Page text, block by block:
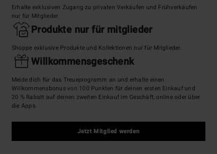
Erhalte exklusiven Zugang zu privaten Verkäufen und Frühverkäufen
nur für Mitglieder.
Produkte nur für mitglieder
Shoppe exklusive Produkte und Kollektionen nur für Mitglieder.
Willkommensgeschenk
Melde dich für das Treueprogramm an und erhalte einen
Willkommensbonus von 100 Punkten für deinen ersten Einkauf und
20 % Rabatt auf deinen zweiten Einkauf im Geschäft, online oder über
die Apps.
Jetzt Mitglied werden